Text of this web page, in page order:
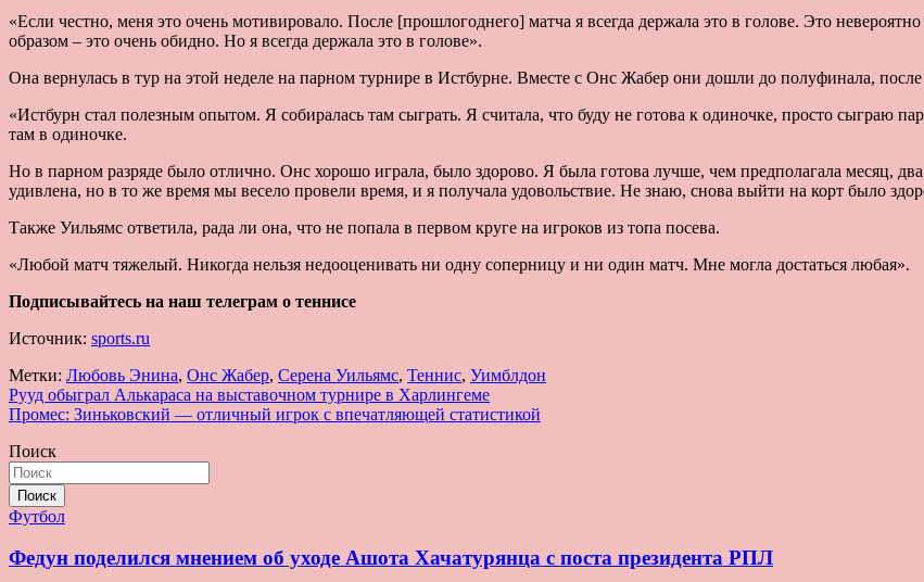
«Если честно, меня это очень мотивировало. После [прошлогоднего] матча я всегда держала это в голове. Это
образом – это очень обидно. Но я всегда держала это в голове».
Она вернулась в тур на этой неделе на парном турнире в Истбурне. Вместе с Онс Жабер они дошли до полуфинала, после
«Истбурн стал полезным опытом. Я собиралась там сыграть. Я считала, что буду не готова к одиночке, просто сыграю
там в одиночке.
Но в парном разряде было отлично. Онс хорошо играла, было здорово. Я была готова лучше, чем предполагала месяц,
удивлена, но в то же время мы весело провели время, и я получала удовольствие. Не знаю, снова выйти на корт было
Также Уильямс ответила, рада ли она, что не попала в первом круге на игроков из топа посева.
«Любой матч тяжелый. Никогда нельзя недооценивать ни одну соперницу и ни один матч. Мне могла достаться любая».
Подписывайтесь на наш телеграм о теннисе
Источник: sports.ru
Метки: Любовь Энина, Онс Жабер, Серена Уильямс, Теннис, Уимблдон
Навигация
по
записям
Рууд обыграл Алькараса на выставочном турнире в Харлингеме
Промес: Зиньковский — отличный игрок с впечатляющей статистикой
Поиск
Поиск
Футбол
Федун поделился мнением об уходе Ашота Хачатурянца с поста президента РПЛ